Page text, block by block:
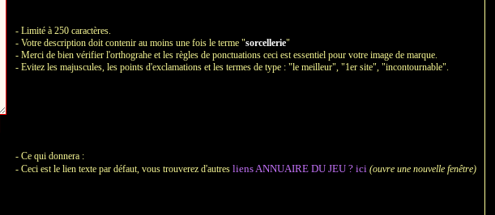
- Limité à 250 caractères.
- Votre description doit contenir au moins une fois le terme "sorcellerie"
- Merci de bien vérifier l'orthograhe et les règles de ponctuations ceci est essentiel pour votre image de marque.
- Evitez les majuscules, les points d'exclamations et les termes de type : "le meilleur", "1er site", "incontournable".
- Ce qui donnera :
- Ceci est le lien texte par défaut, vous trouverez d'autres liens ANNUAIRE DU JEU ? ici (ouvre une nouvelle fenêtre)